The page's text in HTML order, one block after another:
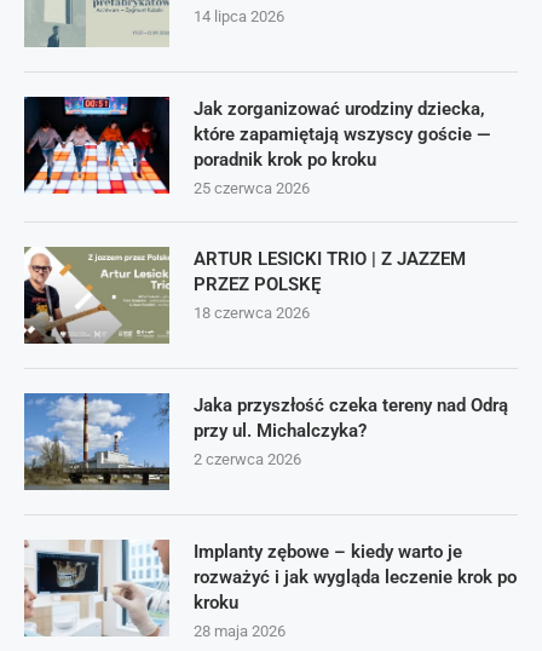
14 lipca 2026
Jak zorganizować urodziny dziecka,
które zapamiętają wszyscy goście —
poradnik krok po kroku
25 czerwca 2026
ARTUR LESICKI TRIO | Z JAZZEM
PRZEZ POLSKĘ
18 czerwca 2026
Jaka przyszłość czeka tereny nad Odrą
przy ul. Michalczyka?
2 czerwca 2026
Implanty zębowe – kiedy warto je
rozważyć i jak wygląda leczenie krok po
kroku
28 maja 2026